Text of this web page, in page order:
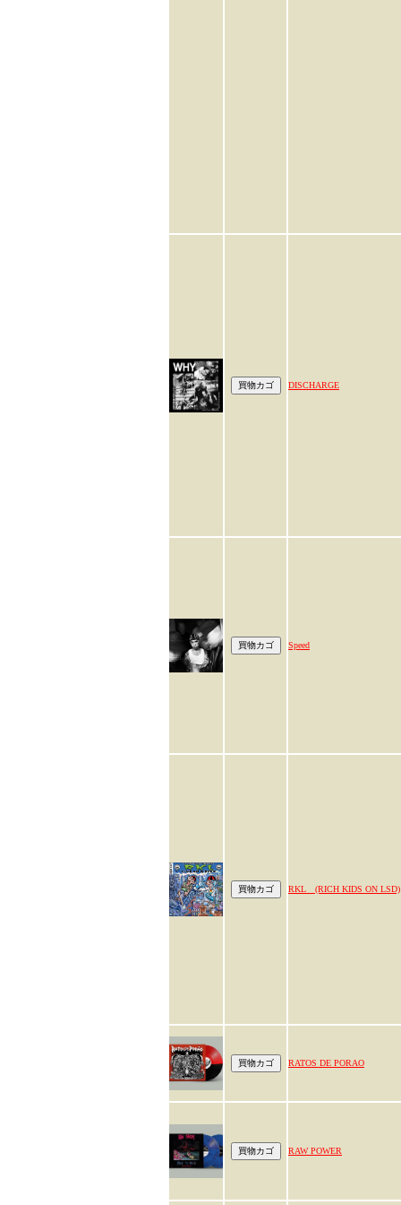
DISCHARGE
Speed
RKL (RICH KIDS ON LSD)
RATOS DE PORAO
RAW POWER